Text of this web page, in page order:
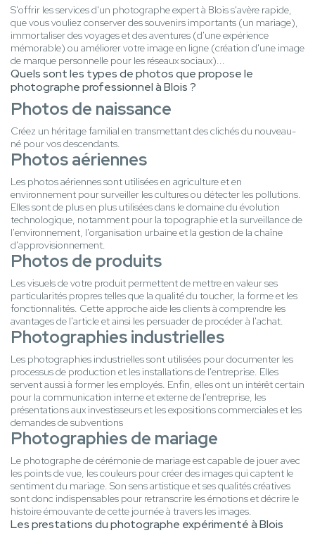
S'offrir les services d'un photographe expert à Blois s'avère rapide,
que vous vouliez conserver des souvenirs importants (un mariage),
immortaliser des voyages et des aventures (d'une expérience
mémorable) ou améliorer votre image en ligne (création d'une image
de marque personnelle pour les réseaux sociaux)...
Quels sont les types de photos que propose le
photographe professionnel à Blois ?
Photos de naissance
Créez un héritage familial en transmettant des clichés du nouveau-
né pour vos descendants.
Photos aériennes
Les photos aériennes sont utilisées en agriculture et en
environnement pour surveiller les cultures ou détecter les pollutions.
Elles sont de plus en plus utilisées dans le domaine du évolution
technologique, notamment pour la topographie et la surveillance de
l'environnement, l'organisation urbaine et la gestion de la chaîne
d'approvisionnement.
Photos de produits
Les visuels de votre produit permettent de mettre en valeur ses
particularités propres telles que la qualité du toucher, la forme et les
fonctionnalités. Cette approche aide les clients à comprendre les
avantages de l'article et ainsi les persuader de procéder à l'achat.
Photographies industrielles
Les photographies industrielles sont utilisées pour documenter les
processus de production et les installations de l'entreprise. Elles
servent aussi à former les employés. Enfin, elles ont un intérêt certain
pour la communication interne et externe de l'entreprise, les
présentations aux investisseurs et les expositions commerciales et les
demandes de subventions
Photographies de mariage
Le photographe de cérémonie de mariage est capable de jouer avec
les points de vue, les couleurs pour créer des images qui captent le
sentiment du mariage. Son sens artistique et ses qualités créatives
sont donc indispensables pour retranscrire les émotions et décrire le
histoire émouvante de cette journée à travers les images.
Les prestations du photographe expérimenté à Blois